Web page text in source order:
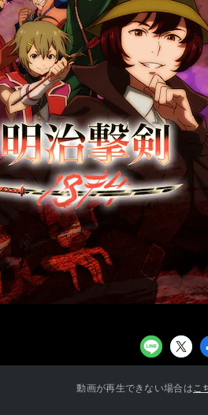
らせ
【障害】Android TVにおける不具合
て
お知
動画が再生できない場合はこ